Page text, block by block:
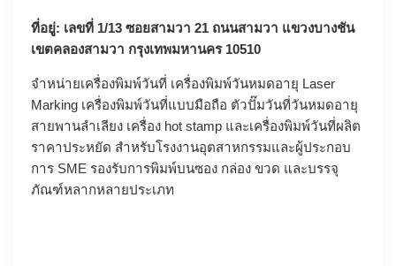
ที่อยู่: เลขที่ 1/13 ซอยสามวา 21 ถนนสามวา แขวงบางชัน
เขตคลองสามวา กรุงเทพมหานคร 10510
จำหน่ายเครื่องพิมพ์วันที่ เครื่องพิมพ์วันหมดอายุ Laser
Marking เครื่องพิมพ์วันที่แบบมือถือ ตัวปั๊มวันที่วันหมดอายุ
สายพานลำเลียง เครื่อง hot stamp และเครื่องพิมพ์วันที่ผลิต
ราคาประหยัด สำหรับโรงงานอุตสาหกรรมและผู้ประกอบ
การ SME รองรับการพิมพ์บนซอง กล่อง ขวด และบรรจุ
ภัณฑ์หลากหลายประเภท